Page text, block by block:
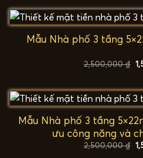
Mẫu Nhà phố 3 tầng
2,500,000₫
Mẫu Nhà phố 3 tầng
ưu công năng và
2,500,000₫